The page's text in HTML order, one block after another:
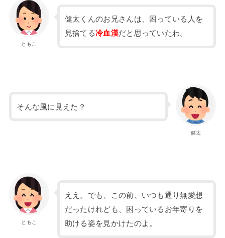
ともこ
健太くんのお兄さんは、困っている人を
見捨てる冷血漢だと思っていたわ。
健太
そんな風に見えた？
ともこ
ええ。でも、この前、いつも通り無愛想
だったけれども、困っているお年寄りを
助ける姿を見かけたのよ。